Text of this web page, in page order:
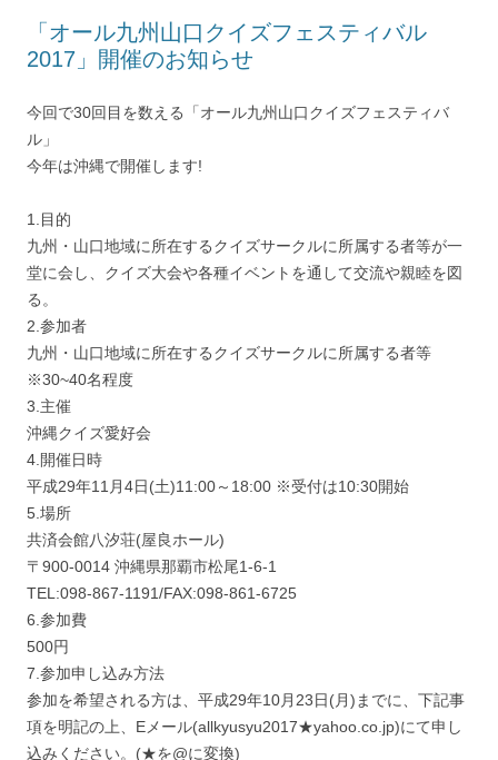
「オール九州山口クイズフェスティバル
2017」開催のお知らせ
今回で30回目を数える「オール九州山口クイズフェスティバ
ル」
今年は沖縄で開催します!
1.目的
九州・山口地域に所在するクイズサークルに所属する者等が一
堂に会し、クイズ大会や各種イベントを通して交流や親睦を図
る。
2.参加者
九州・山口地域に所在するクイズサークルに所属する者等
※30~40名程度
3.主催
沖縄クイズ愛好会
4.開催日時
平成29年11月4日(土)11:00～18:00 ※受付は10:30開始
5.場所
共済会館八汐荘(屋良ホール)
〒900-0014 沖縄県那覇市松尾1-6-1
TEL:098-867-1191/FAX:098-861-6725
6.参加費
500円
7.参加申し込み方法
参加を希望される方は、平成29年10月23日(月)までに、下記事
項を明記の上、Eメール(allkyusyu2017★yahoo.co.jp)にて申し
込みください。(★を@に変換)